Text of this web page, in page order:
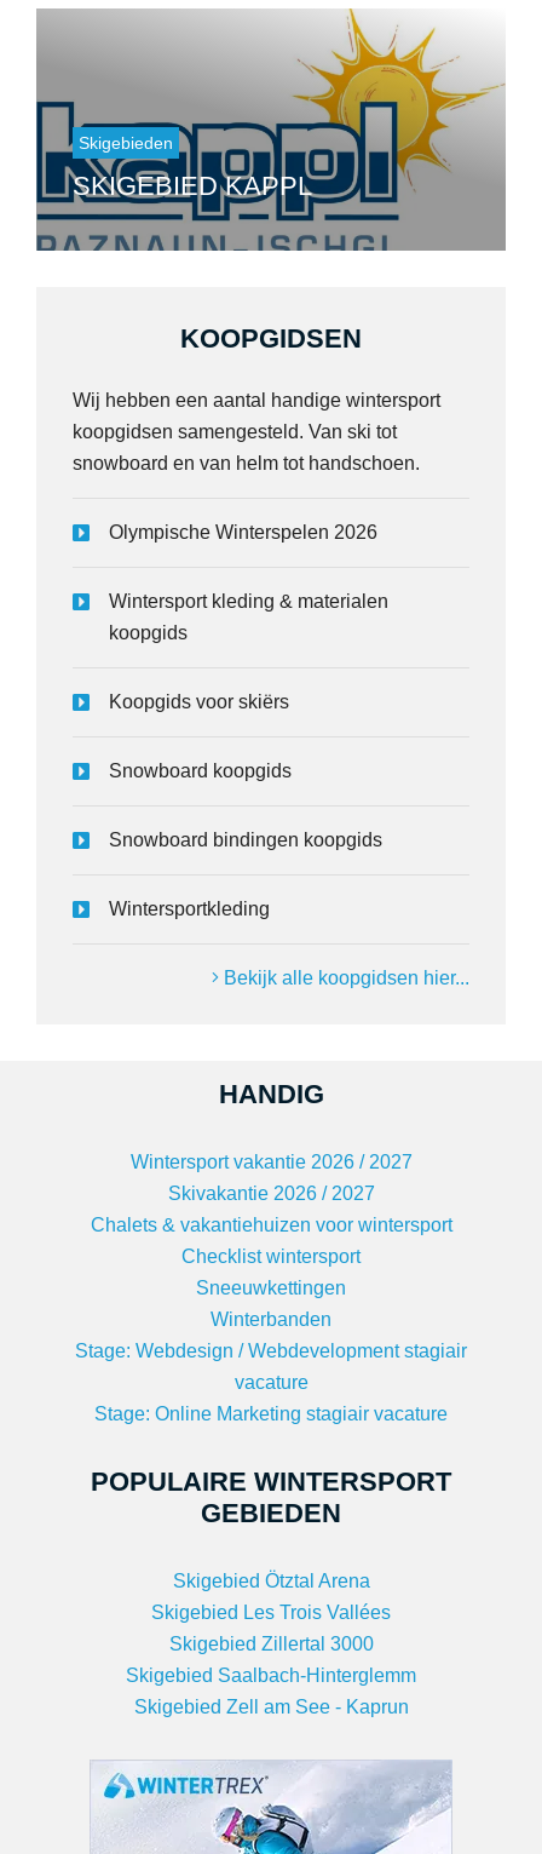
Skigebieden
SKIGEBIED KAPPL
KOOPGIDSEN
Wij hebben een aantal handige wintersport
koopgidsen samengesteld. Van ski tot
snowboard en van helm tot handschoen.
Olympische Winterspelen 2026
Wintersport kleding & materialen
koopgids
Koopgids voor skiërs
Snowboard koopgids
Snowboard bindingen koopgids
Wintersportkleding
Bekijk alle koopgidsen hier...
HANDIG
Wintersport vakantie 2026 / 2027
Skivakantie 2026 / 2027
Chalets & vakantiehuizen voor wintersport
Checklist wintersport
Sneeuwkettingen
Winterbanden
Stage: Webdesign / Webdevelopment stagiair
vacature
Stage: Online Marketing stagiair vacature
POPULAIRE WINTERSPORT
GEBIEDEN
Skigebied Ötztal Arena
Skigebied Les Trois Vallées
Skigebied Zillertal 3000
Skigebied Saalbach-Hinterglemm
Skigebied Zell am See - Kaprun